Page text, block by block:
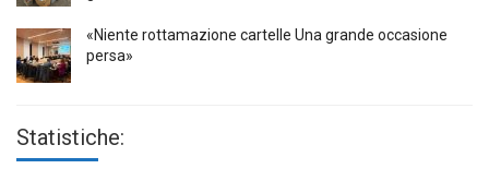
«Niente rottamazione cartelle Una grande occasione
persa»
Statistiche: